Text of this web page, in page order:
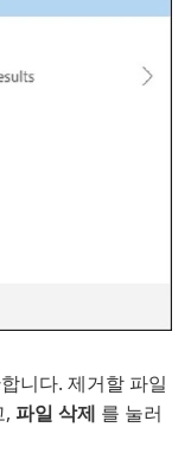
니다. 제거할 파일
, 파일 삭제 를 눌러